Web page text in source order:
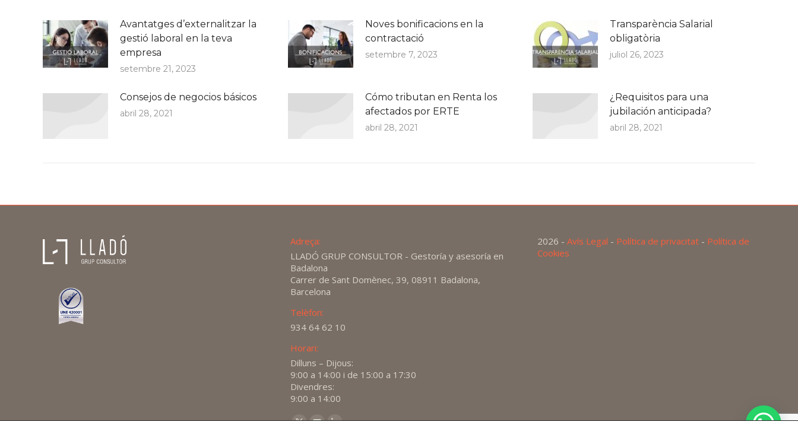
Avantatges d’externalitzar la
gestió laboral en la teva
empresa
setembre 21, 2023
Noves bonificacions en la
contractació
setembre 7, 2023
Transparència Salarial
obligatòria
juliol 26, 2023
Consejos de negocios básicos
abril 28, 2021
Cómo tributan en Renta los
afectados por ERTE
abril 28, 2021
¿Requisitos para una
jubilación anticipada?
abril 28, 2021
Adreça:
LLADÓ GRUP CONSULTOR - Gestoría y asesoría en
Badalona
Carrer de Sant Domènec, 39, 08911 Badalona,
Barcelona
Telèfon:
934 64 62 10
Horari:
Dilluns – Dijous:
9:00 a 14:00 i de 15:00 a 17:30
Divendres:
9:00 a 14:00
Find us on:
2026 -Avís Legal - Política de privacitat - Política de
Cookies